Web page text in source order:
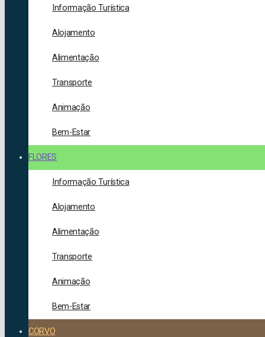
Informação Turística
Alojamento
Alimentação
Transporte
Animação
Bem-Estar
FLORES
Informação Turística
Alojamento
Alimentação
Transporte
Animação
Bem-Estar
CORVO